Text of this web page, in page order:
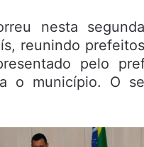
nesta
reunindo
pelo
o município. O